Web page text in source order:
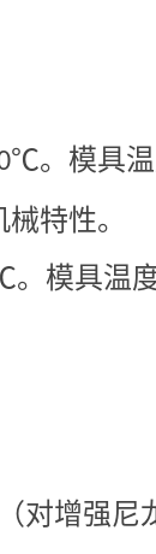
℃。模具温
特性。
。模具温
对增强尼